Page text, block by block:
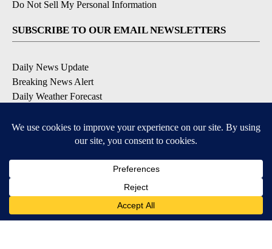
Do Not Sell My Personal Information
SUBSCRIBE TO OUR EMAIL NEWSLETTERS
Daily News Update
Breaking News Alert
Daily Weather Forecast
Contests and Promotions
Available for iOS and Android